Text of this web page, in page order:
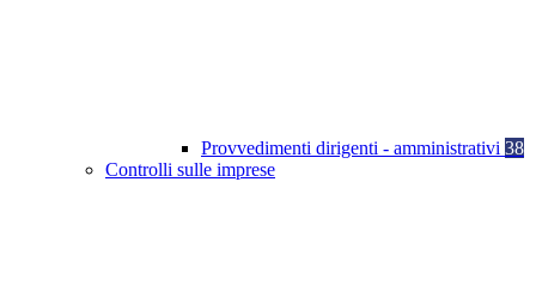
Provvedimenti dirigenti - amministrativi 38
Controlli sulle imprese